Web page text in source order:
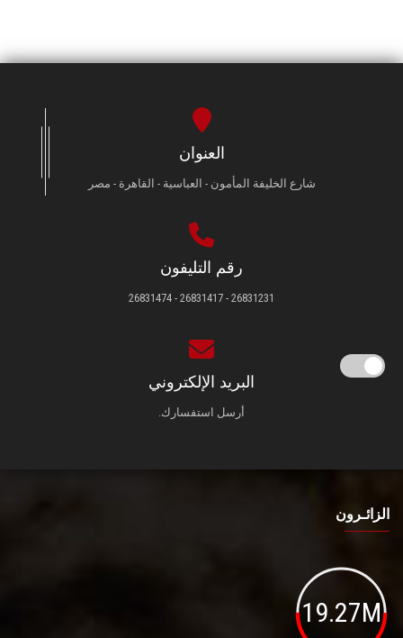
العنوان
شارع الخليفة المأمون - العباسية - القاهرة - مصر
رقم التليفون
26831231 - 26831417 - 26831474
البريد الإلكتروني
أرسل استفسارك.
الزائـرون
19.27M